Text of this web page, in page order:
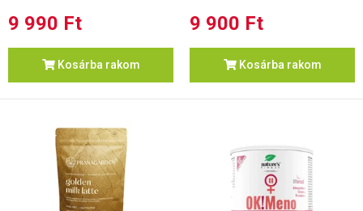
9 990 Ft
Kosárba rakom
9 900 Ft
Kosárba rakom